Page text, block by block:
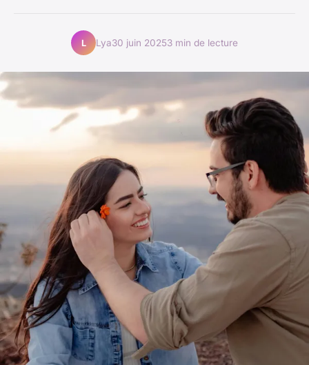
L Lya30 juin 20253 min de lecture